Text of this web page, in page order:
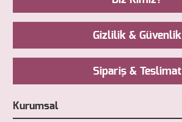
Gizlilik & Güvenlik
Sipariş & Teslimat
Kurumsal